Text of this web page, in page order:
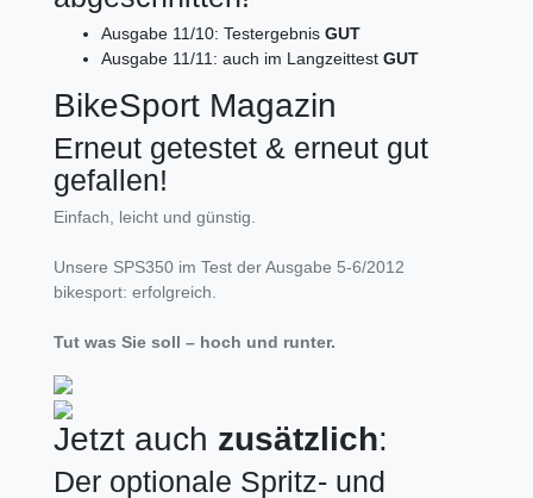
Ausgabe 11/10: Testergebnis GUT
Ausgabe 11/11: auch im Langzeittest GUT
BikeSport Magazin
Erneut getestet & erneut gut
gefallen!
Einfach, leicht und günstig.
Unsere SPS350 im Test der Ausgabe 5-6/2012
bikesport: erfolgreich.
Tut was Sie soll – hoch und runter.
Jetzt auch zusätzlich:
Der optionale Spritz- und